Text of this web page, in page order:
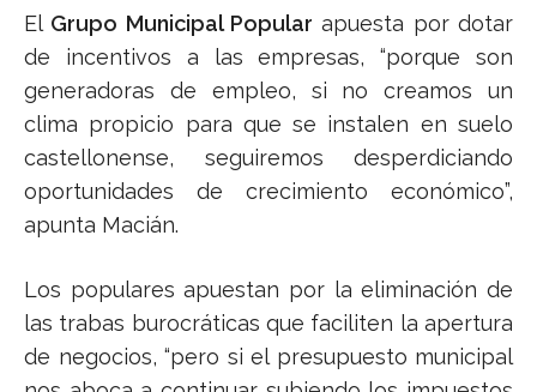
El Grupo Municipal Popular apuesta por dotar
de incentivos a las empresas, “porque son
generadoras de empleo, si no creamos un
clima propicio para que se instalen en suelo
castellonense, seguiremos desperdiciando
oportunidades de crecimiento económico”,
apunta Macián.
Los populares apuestan por la eliminación de
las trabas burocráticas que faciliten la apertura
de negocios, “pero si el presupuesto municipal